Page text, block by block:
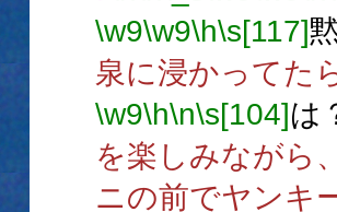
\w9\w9\h\s[117]
泉に浸かってた
\w9\h\n\s[104]は
を楽しみながら
ニの前でヤンキ